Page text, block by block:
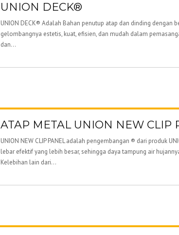
UNION DECK®
UNION DECK® Adalah Bahan penutup atap dan dinding
gelombangnya estetis, kuat, efisien, dan mudah dalam
dan...
ATAP METAL UNION NEW CLIP
UNION NEW CLIP PANEL adalah pengembangan ® dari produk
lebar efektif yang lebih besar, sehingga daya tampung air
Kelebihan lain dari...